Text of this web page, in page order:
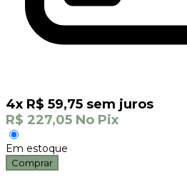
4x R$ 59,75 sem juros
R$ 227,05 No Pix
Em estoque
Comprar